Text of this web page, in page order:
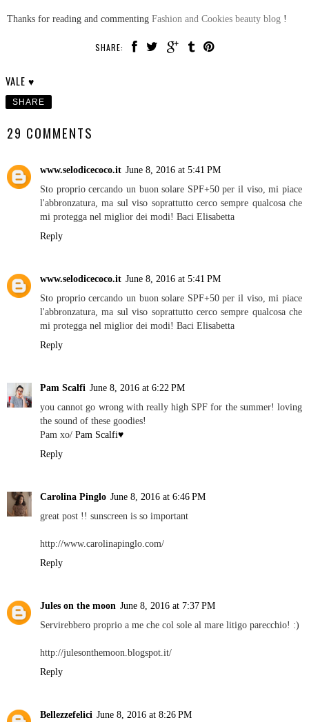
Thanks for reading and commenting Fashion and Cookies beauty blog !
SHARE:
VALE ♥
SHARE
29 COMMENTS
www.selodicecoco.it June 8, 2016 at 5:41 PM
Sto proprio cercando un buon solare SPF+50 per il viso, mi piace
l'abbronzatura, ma sul viso soprattutto cerco sempre qualcosa che
mi protegga nel miglior dei modi! Baci Elisabetta
Reply
www.selodicecoco.it June 8, 2016 at 5:41 PM
Sto proprio cercando un buon solare SPF+50 per il viso, mi piace
l'abbronzatura, ma sul viso soprattutto cerco sempre qualcosa che
mi protegga nel miglior dei modi! Baci Elisabetta
Reply
Pam Scalfi June 8, 2016 at 6:22 PM
you cannot go wrong with really high SPF for the summer! loving
the sound of these goodies!
Pam xo/ Pam Scalfi♥
Reply
Carolina Pinglo June 8, 2016 at 6:46 PM
great post !! sunscreen is so important
http://www.carolinapinglo.com/
Reply
Jules on the moon June 8, 2016 at 7:37 PM
Servirebbero proprio a me che col sole al mare litigo parecchio! :)
http://julesonthemoon.blogspot.it/
Reply
Bellezzefelici June 8, 2016 at 8:26 PM